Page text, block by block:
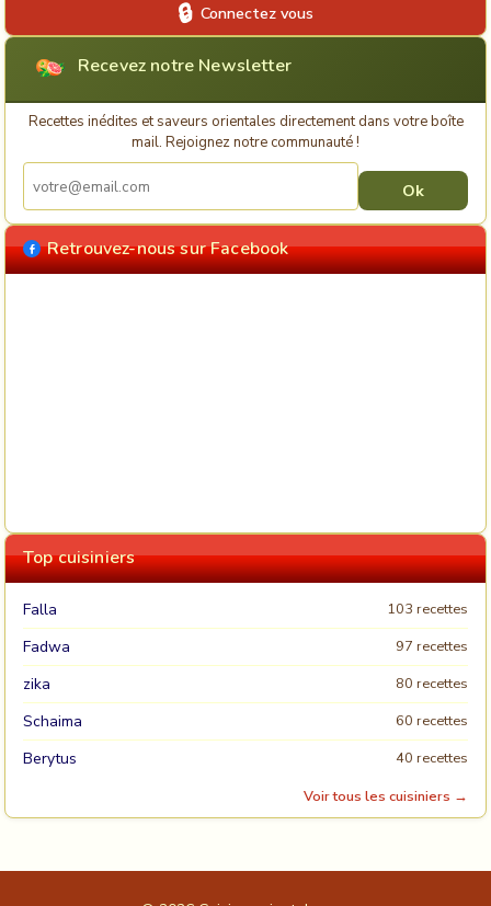
Connectez vous
Recevez notre Newsletter
Recettes inédites et saveurs orientales directement dans votre boîte
mail. Rejoignez notre communauté !
Retrouvez-nous sur Facebook
Top cuisiniers
Falla 103 recettes
Fadwa 97 recettes
zika 80 recettes
Schaima 60 recettes
Berytus
40 recettes
Voir tous les cuisiniers →